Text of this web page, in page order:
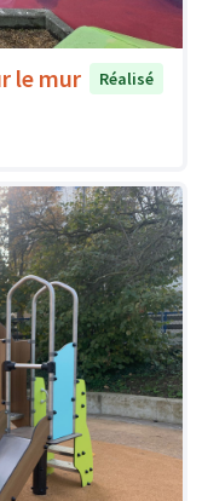
le mur
Réalisé